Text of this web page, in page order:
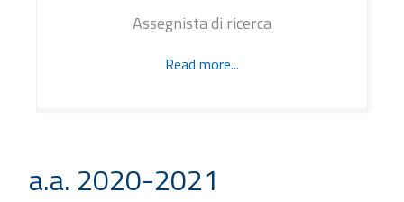
Assegnista di ricerca
Read more...
a.a. 2020-2021